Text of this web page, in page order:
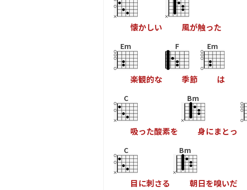
懐かしい 風が触った
Em
楽観的な
F
季節
Em
は
C
吸った酸素を
Bm
身にまとっ
C
目に刺さる
Bm
朝日を嗅いだ